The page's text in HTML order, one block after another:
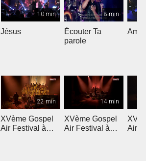
10 min
Jésus
8 min
Écouter Ta
parole
Ami
22 min
XVème Gospel
Air Festival à
14 min
XVème Gospel
Air Festival à
Air